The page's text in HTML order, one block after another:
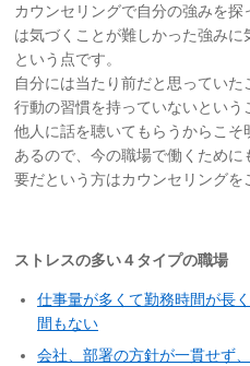
カウンセリングで自分の強みを
は気づくことが難しかった強み
という点です。
自分には当たり前だと思ってい
行動の習慣を持っていないという
他人に話を聴いてもらうからこ
あるので、今の職場で働くため
要だという方はカウンセリングを